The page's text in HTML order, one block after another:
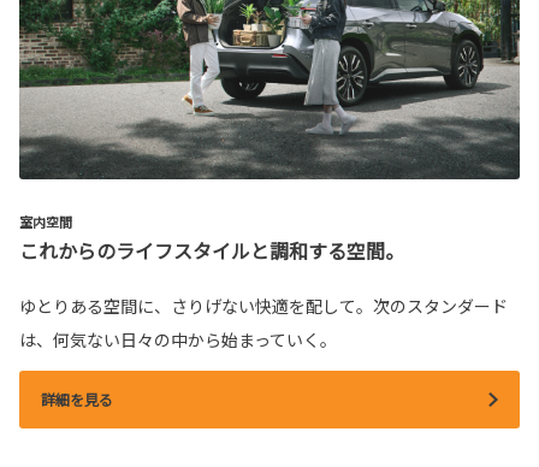
室内空間
これからのライフスタイルと調和する空間。
ゆとりある空間に、さりげない快適を配して。次のスタンダード
は、何気ない日々の中から始まっていく。
詳細を見る